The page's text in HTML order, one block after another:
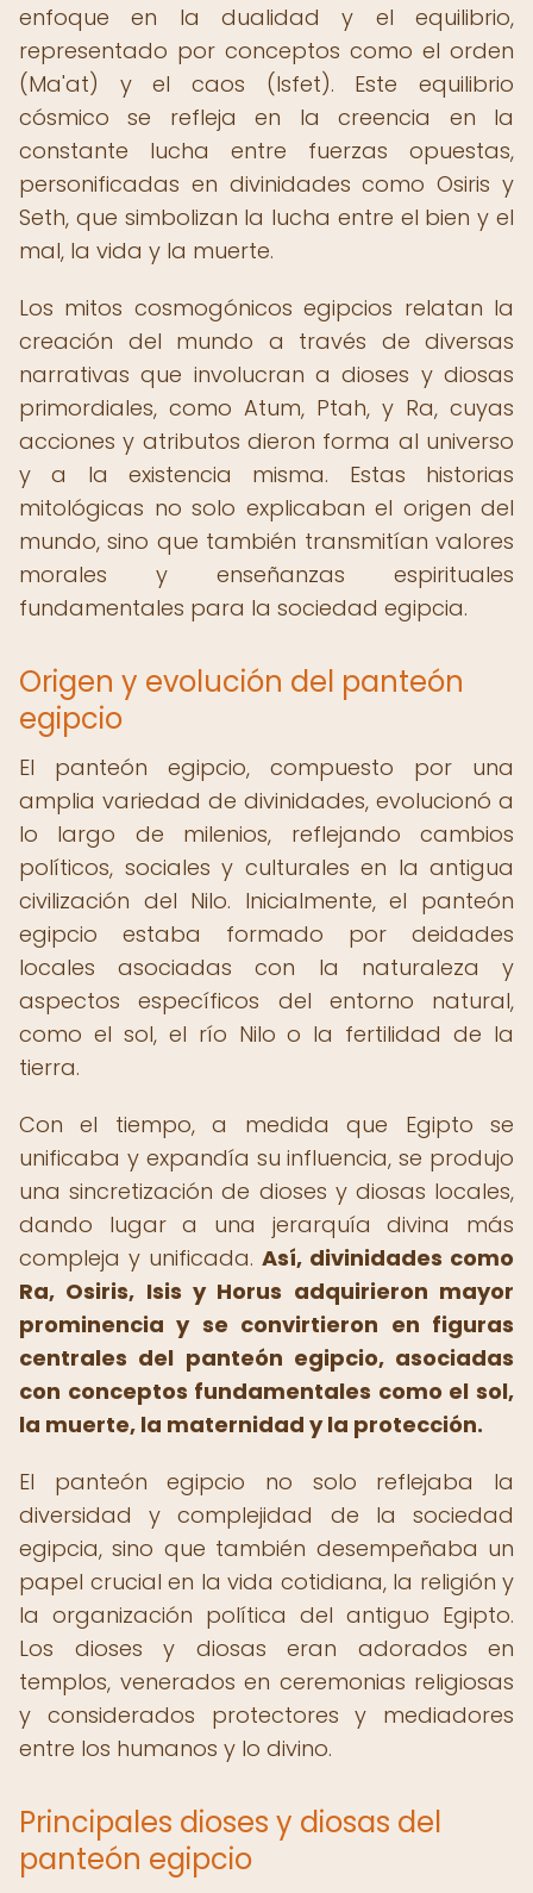
enfoque en la dualidad y el equilibrio,
representado por conceptos como el orden
(Ma'at) y el caos (Isfet). Este equilibrio
cósmico se refleja en la creencia en la
constante lucha entre fuerzas opuestas,
personificadas en divinidades como Osiris y
Seth, que simbolizan la lucha entre el bien y el
mal, la vida y la muerte.
Los mitos cosmogónicos egipcios relatan la
creación del mundo a través de diversas
narrativas que involucran a dioses y diosas
primordiales, como Atum, Ptah, y Ra, cuyas
acciones y atributos dieron forma al universo
y a la existencia misma. Estas historias
mitológicas no solo explicaban el origen del
mundo, sino que también transmitían valores
morales y enseñanzas espirituales
fundamentales para la sociedad egipcia.
Origen y evolución del panteón
egipcio
El panteón egipcio, compuesto por una
amplia variedad de divinidades, evolucionó a
lo largo de milenios, reflejando cambios
políticos, sociales y culturales en la antigua
civilización del Nilo. Inicialmente, el panteón
egipcio estaba formado por deidades
locales asociadas con la naturaleza y
aspectos específicos del entorno natural,
como el sol, el río Nilo o la fertilidad de la
tierra.
Con el tiempo, a medida que Egipto se
unificaba y expandía su influencia, se produjo
una sincretización de dioses y diosas locales,
dando lugar a una jerarquía divina más
compleja y unificada. Así, divinidades como
Ra, Osiris, Isis y Horus adquirieron mayor
prominencia y se convirtieron en figuras
centrales del panteón egipcio, asociadas
con conceptos fundamentales como el sol,
la muerte, la maternidad y la protección.
El panteón egipcio no solo reflejaba la
diversidad y complejidad de la sociedad
egipcia, sino que también desempeñaba un
papel crucial en la vida cotidiana, la religión y
la organización política del antiguo Egipto.
Los dioses y diosas eran adorados en
templos, venerados en ceremonias religiosas
y considerados protectores y mediadores
entre los humanos y lo divino.
Principales dioses y diosas del
panteón egipcio